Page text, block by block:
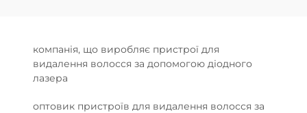
компанія, що виробляє пристрої для
видалення волосся за допомогою діодного
лазера
оптовик пристроїв для видалення волосся за